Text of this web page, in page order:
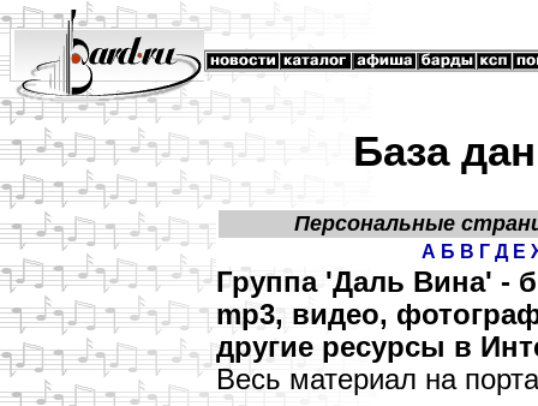
База
Персональные
А Б В Г Д Е
Группа 'Даль Вина' -
mp3, видео,
другие ресурсы в
Весь материал на